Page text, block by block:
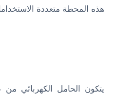
هذه المحطة متعددة
يتكون الحامل الكهربائي